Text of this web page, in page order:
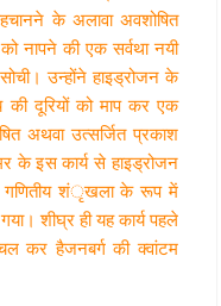
के अलावा अवशोषित
नापने की एक सर्वथा नयी
उन्होंने हाइड्रोजन के
दूरियों को माप कर एक
अथवा उत्सर्जित प्रकाश
के इस कार्य से हाइड्रोजन
गणितीय शंृखला के रूप में
शीघ्र ही यह कार्य पहले
कर हैजनबर्ग की क्वांटम